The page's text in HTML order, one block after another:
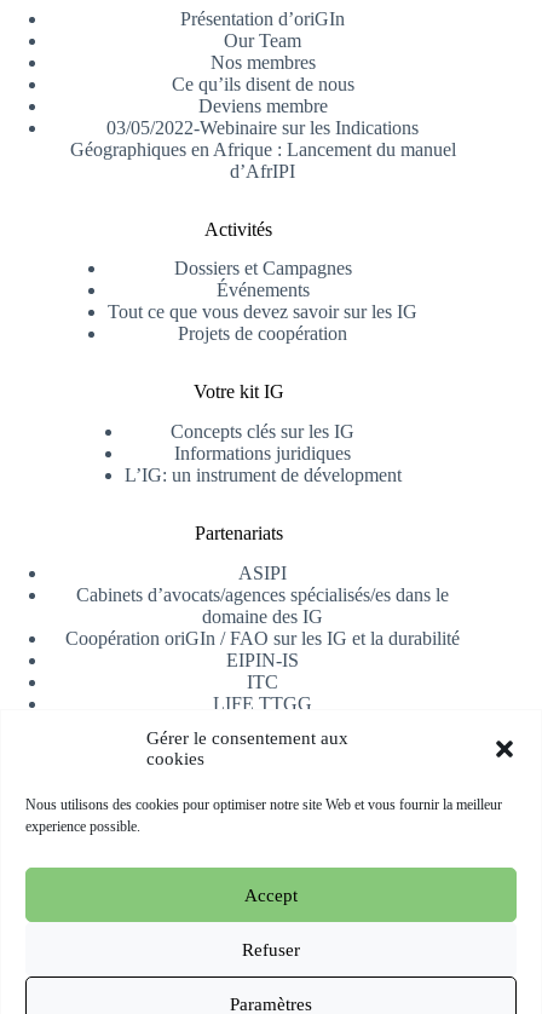
Gérer le consentement aux
cookies
Nous utilisons des cookies pour optimiser notre site Web et vous fournir la meilleur
experience possible.
Accept
Refuser
Paramètres
Présentation d’oriGIn
Our Team
Nos membres
Ce qu’ils disent de nous
Deviens membre
03/05/2022-Webinaire sur les Indications
Géographiques en Afrique : Lancement du manuel
d’AfrIPI
Activités
Dossiers et Campagnes
Événements
Tout ce que vous devez savoir sur les IG
Projets de coopération
Votre kit IG
Concepts clés sur les IG
Informations juridiques
L’IG: un instrument de dévelopment
Partenariats
ASIPI
Cabinets d’avocats/agences spécialisés/es dans le
domaine des IG
Coopération oriGIn / FAO sur les IG et la durabilité
EIPIN-IS
ITC
LIFE TTGG
AfrIPI
Recevoir notre newsletter
S'inscrire
Copyright © 2026 oriGIn | Organization for an International
Geographical Indications Network -Site web hébergé et géré